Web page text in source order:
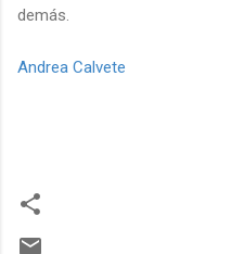
demás.
Andrea Calvete